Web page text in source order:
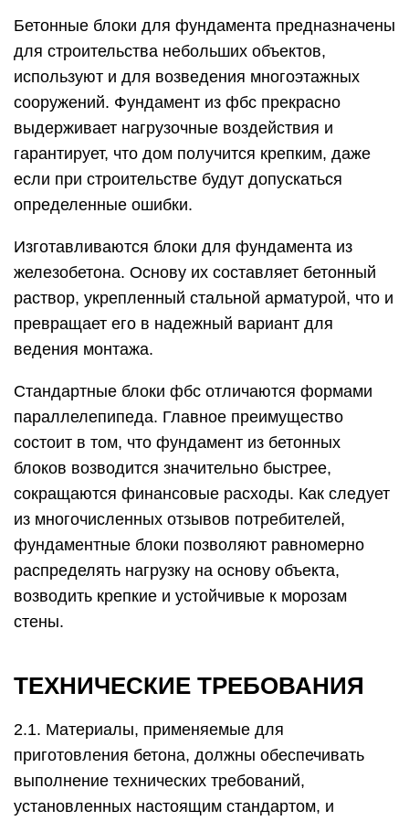
Бетонные блоки для фундамента предназначены
для строительства небольших объектов,
используют и для возведения многоэтажных
сооружений. Фундамент из фбс прекрасно
выдерживает нагрузочные воздействия и
гарантирует, что дом получится крепким, даже
если при строительстве будут допускаться
определенные ошибки.
Изготавливаются блоки для фундамента из
железобетона. Основу их составляет бетонный
раствор, укрепленный стальной арматурой, что и
превращает его в надежный вариант для
ведения монтажа.
Стандартные блоки фбс отличаются формами
параллелепипеда. Главное преимущество
состоит в том, что фундамент из бетонных
блоков возводится значительно быстрее,
сокращаются финансовые расходы. Как следует
из многочисленных отзывов потребителей,
фундаментные блоки позволяют равномерно
распределять нагрузку на основу объекта,
возводить крепкие и устойчивые к морозам
стены.
ТЕХНИЧЕСКИЕ ТРЕБОВАНИЯ
2.1. Материалы, применяемые для
приготовления бетона, должны обеспечивать
выполнение технических требований,
установленных настоящим стандартом, и